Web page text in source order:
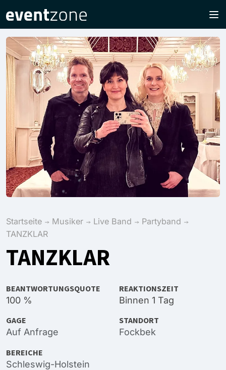
Startseite Musiker Live Band
Partyband
TANZKLAR
TANZKLAR
BEANTWORTUNGSQUOTE
100 %
REAKTIONSZEIT
Binnen 1 Tag
GAGE
Auf Anfrage
STANDORT
Fockbek
BEREICHE
Schleswig-Holstein